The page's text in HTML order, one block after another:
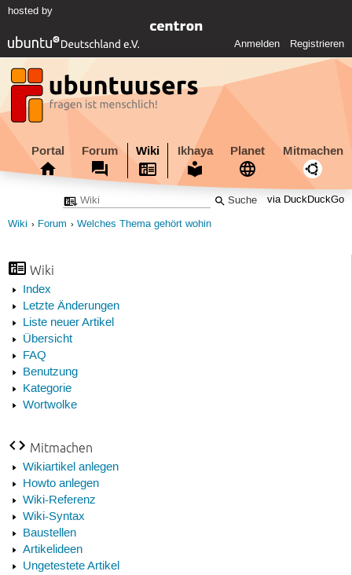
hosted by
Anmelden Registrieren
Portal Forum Wiki Ikhaya Planet Mitmachen
via DuckDuckGo
Wiki Forum Welches Thema gehört wohin
Wiki
Index
Letzte Änderungen
Liste neuer Artikel
Übersicht
FAQ
Benutzung
Kategorie
Wortwolke
Mitmachen
Wikiartikel anlegen
Howto anlegen
Wiki-Referenz
Wiki-Syntax
Baustellen
Artikelideen
Ungetestete Artikel